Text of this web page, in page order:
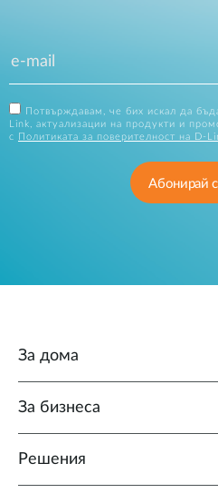
Потвърждавам, че бих искал да
Link, актуализации на продукти и
с
Политиката за поверителност на D-
Абонирай
За дома
За бизнеса
Решения